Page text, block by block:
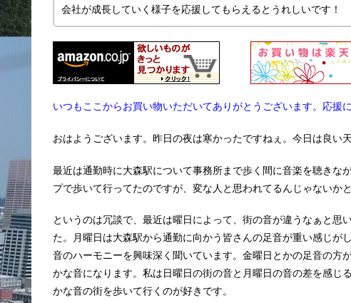
会社が成長していく様子を応援してもらえるとうれしいです！
いつもここからお買い物いただいてありがとうございます。応援
おはようございます。昨日の夜は寒かったですねぇ。今日は良い
最近は通勤時に大森駅について事務所まで歩く間に音楽を聴きな
プで歩いて行ってたのですが、変な人と思われてるんじゃないか
というのは冗談で、最近は曜日によって、街の音が違うなぁと思
た。月曜日は大森駅から通勤に向かう皆さんの足音が重い感じ
音のハーモニーを興味深く聞いています。金曜日とかの足音の方
かな音になります。私は日曜日の街の音と月曜日の音の差を感じ
かな音の街を歩いて行くのが好きです。